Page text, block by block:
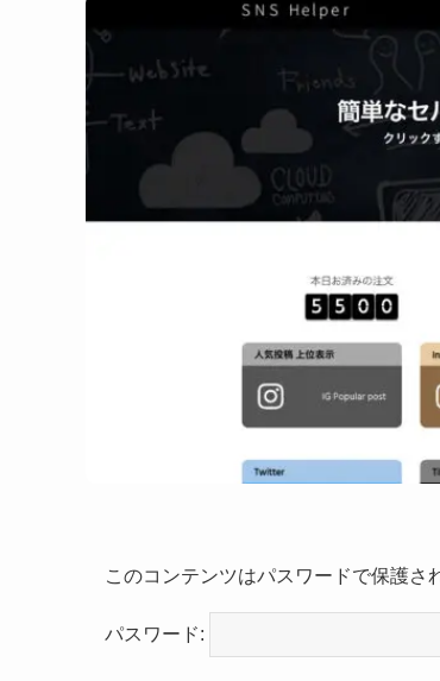
このコンテンツはパスワードで保護さ
パスワード: